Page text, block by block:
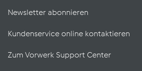
Newsletter abonnieren
Kundenservice online kontaktieren
Zum Vorwerk Support Center